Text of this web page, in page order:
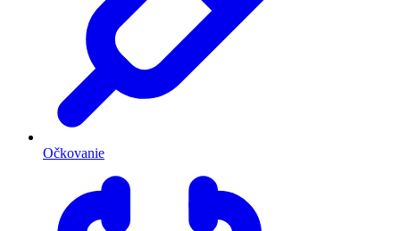
Očkovanie